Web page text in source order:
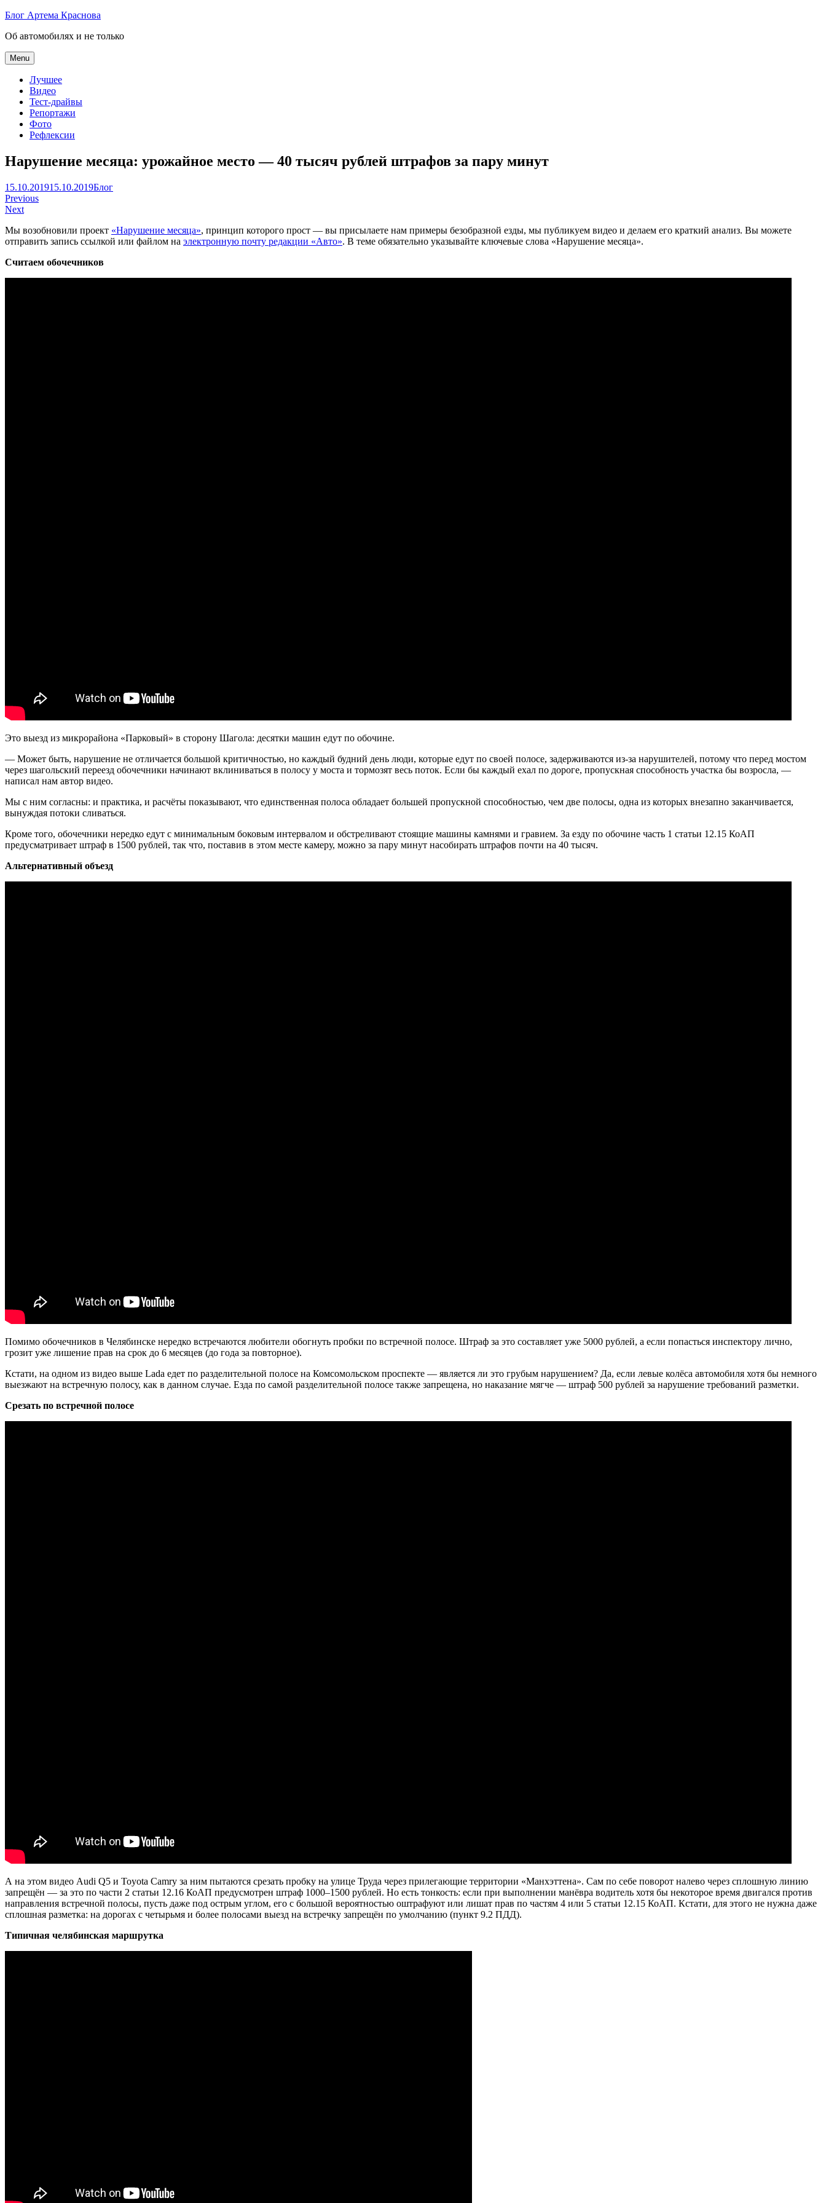
Skip
content
Блог Артема Краснова
Об автомобилях и не только
Menu
Лучшее
Видео
Тест-драйвы
Репортажи
Фото
Рефлексии
Нарушение месяца: урожайное место — 40 тысяч рублей штрафов за пару минут
Артем
Краснов
15.10.201915.10.2019Блог
Навигация
по
записям
Previous
Next
Мы возобновили проект «Нарушение месяца», принцип которого прост — вы присылаете нам примеры безобразной езды, мы публикуем видео и делаем его краткий анализ. Вы можете
отправить запись ссылкой или файлом на электронную почту редакции «Авто». В теме обязательно указывайте ключевые слова «Нарушение месяца».
Считаем обочечников
Это выезд из микрорайона «Парковый» в сторону Шагола: десятки машин едут по обочине.
— Может быть, нарушение не отличается большой критичностью, но каждый будний день люди, которые едут по своей полосе, задерживаются из-за нарушителей, потому что перед мостом
через шагольский переезд обочечники начинают вклиниваться в полосу у моста и тормозят весь поток. Если бы каждый ехал по дороге, пропускная способность участка бы возросла, —
написал нам автор видео.
Мы с ним согласны: и практика, и расчёты показывают, что единственная полоса обладает большей пропускной способностью, чем две полосы, одна из которых внезапно заканчивается,
вынуждая потоки сливаться.
Кроме того, обочечники нередко едут с минимальным боковым интервалом и обстреливают стоящие машины камнями и гравием. За езду по обочине часть 1 статьи 12.15 КоАП
предусматривает штраф в 1500 рублей, так что, поставив в этом месте камеру, можно за пару минут насобирать штрафов почти на 40 тысяч.
Альтернативный объезд
Помимо обочечников в Челябинске нередко встречаются любители обогнуть пробки по встречной полосе. Штраф за это составляет уже 5000 рублей, а если попасться инспектору лично,
грозит уже лишение прав на срок до 6 месяцев (до года за повторное).
Кстати, на одном из видео выше Lada едет по разделительной полосе на Комсомольском проспекте — является ли это грубым нарушением? Да, если левые колёса автомобиля хотя бы немного
выезжают на встречную полосу, как в данном случае. Езда по самой разделительной полосе также запрещена, но наказание мягче — штраф 500 рублей за нарушение требований разметки.
Срезать по встречной полосе
А на этом видео Audi Q5 и Toyota Camry за ним пытаются срезать пробку на улице Труда через прилегающие территории «Манхэттена». Сам по себе поворот налево через сплошную линию
запрещён — за это по части 2 статьи 12.16 КоАП предусмотрен штраф 1000–1500 рублей. Но есть тонкость: если при выполнении манёвра водитель хотя бы некоторое время двигался против
направления встречной полосы, пусть даже под острым углом, его с большой вероятностью оштрафуют или лишат прав по частям 4 или 5 статьи 12.15 КоАП. Кстати, для этого не нужна даже
сплошная разметка: на дорогах с четырьмя и более полосами выезд на встречку запрещён по умолчанию (пункт 9.2 ПДД).
Типичная челябинская маршрутка